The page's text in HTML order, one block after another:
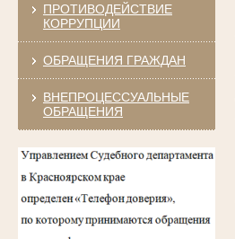
ПРОТИВОДЕЙСТВИЕ
КОРРУПЦИИ
ОБРАЩЕНИЯ ГРАЖДАН
ВНЕПРОЦЕССУАЛЬНЫЕ
ОБРАЩЕНИЯ